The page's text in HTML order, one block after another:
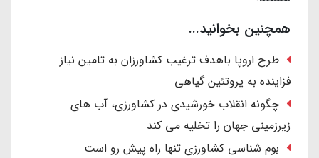
همچنین بخوانید...
طرح اروپا باهدف ترغیب کشاورزان به تامین نیاز
فزاینده به پروتئین گیاهی
چگونه انقلاب خورشیدی در کشاورزی، آب های
زیرزمینی جهان را تخلیه می کند
بوم شناسی کشاورزی تنها راه پیش رو است